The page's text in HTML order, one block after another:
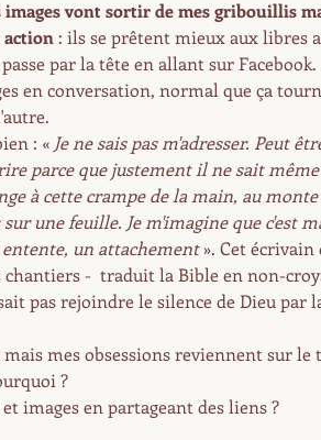
images vont sortir de mes gribouillis
action : ils se prêtent mieux aux libres
par la tête en allant sur
en conversation, normal que ça
: « Je ne sais pas m'adresser. Peut
parce que justement il ne sait
à cette crampe de la main, au
une feuille. Je m'imagine que c'est
un attachement ». Cet écrivain
-  traduit la Bible en non-
pas rejoindre le silence de Dieu par
mais mes obsessions reviennent sur le
?
images en partageant des liens ?